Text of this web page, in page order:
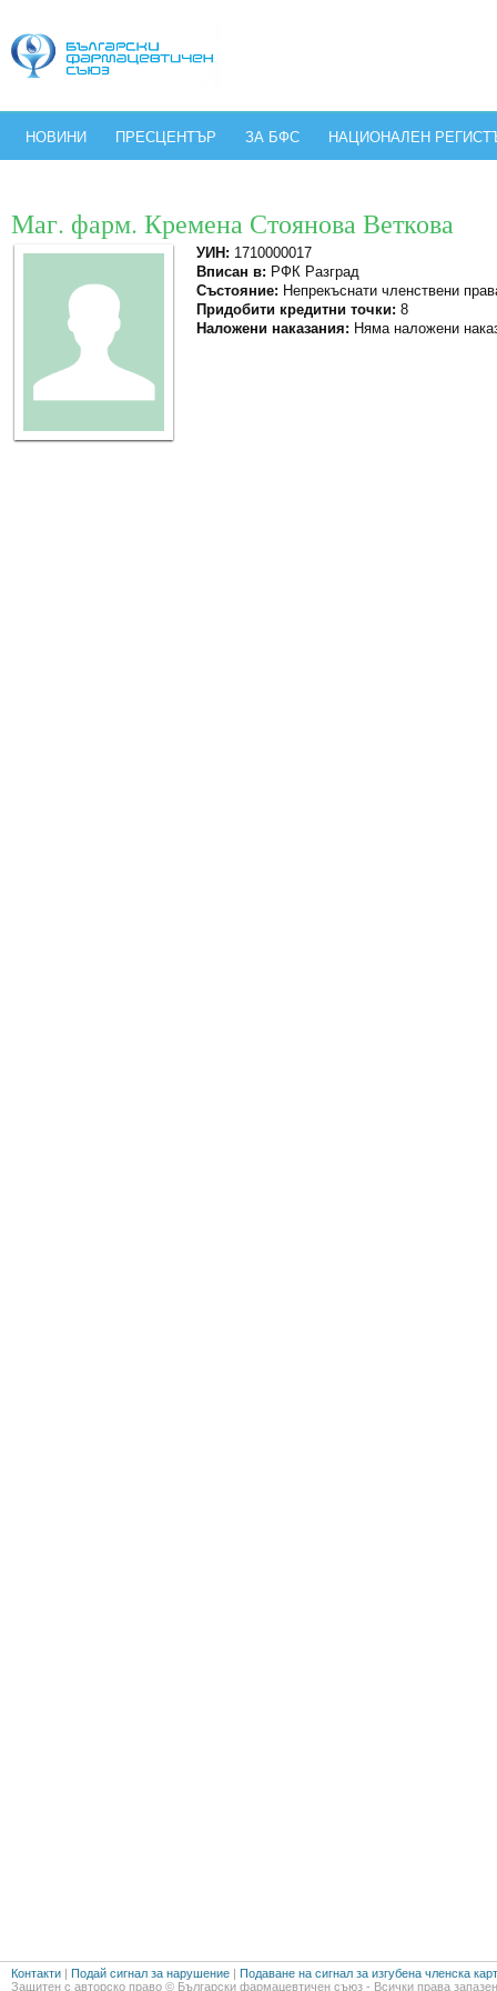
НОВИНИ ПРЕСЦЕНТЪР ЗА БФС НАЦИОНАЛЕН
Маг. фарм. Кремена Стоянова Веткова
УИН: 1710000017
Вписан в: РФК Разград
Състояние: Непрекъснати членствени
Придобити кредитни точки: 8
Наложени наказания: Няма наложени
Контакти | Подай сигнал за нарушение | Подаване на сигнал за изгубена членска
Защитен с авторско право © Български фармацевтичен съюз - Всички права